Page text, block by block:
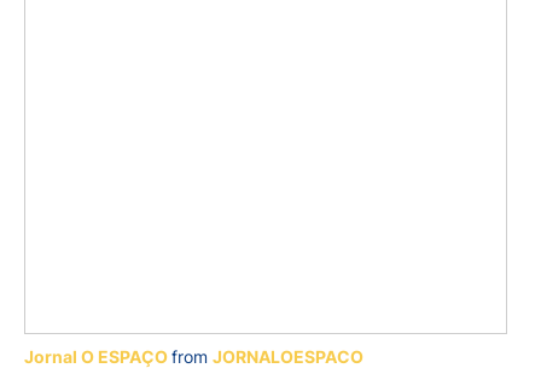
Jornal O ESPAÇOfrom JORNALOESPACO